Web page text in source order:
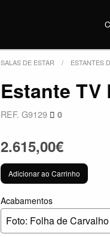
SALAS DE ESTAR ESTANTES
Estante TV
REF. G9129 0
2.615,00€
Adicionar ao Carrinho
Acabamentos